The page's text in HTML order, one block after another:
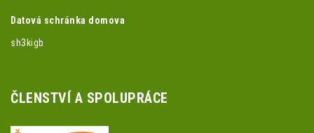
Datová schránka domova
sh3kigb
ČLENSTVÍ A SPOLUPRÁCE